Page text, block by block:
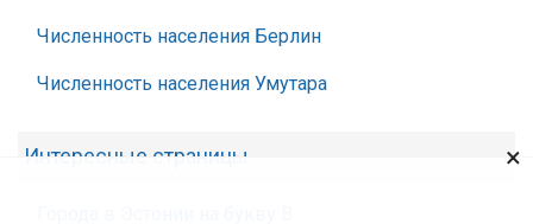
Численность населения Берлин
Численность населения Умутара
Интересные страницы ×